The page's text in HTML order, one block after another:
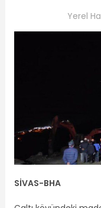
Yerel
SİVAS-BHA